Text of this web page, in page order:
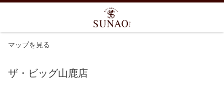
マップを見る
ザ・ビッグ山鹿店